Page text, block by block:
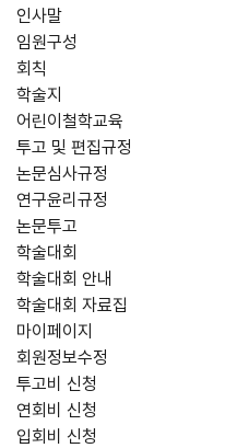
인사말
임원구성
회칙
학술지
어린이철학교육
투고 및 편집규정
논문심사규정
연구윤리규정
논문투고
학술대회
학술대회 안내
학술대회 자료집
마이페이지
회원정보수정
투고비 신청
연회비 신청
입회비 신청